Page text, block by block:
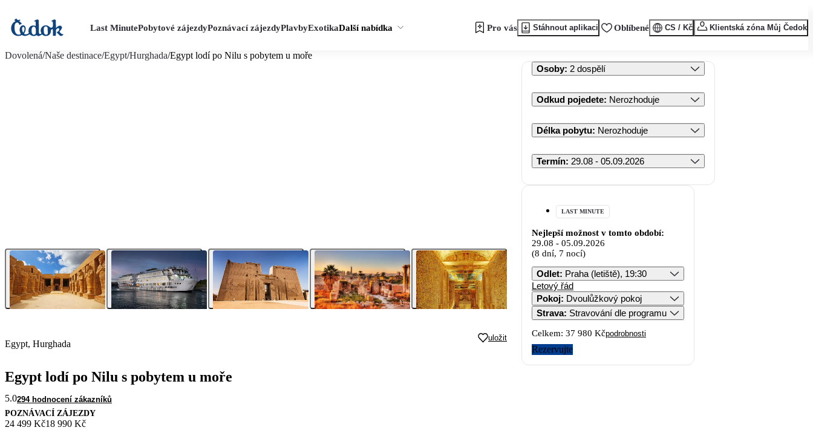
Last MinutePobytové zájezdyPoznávací zájezdyPlavbyExotikaDalší nabídka Pro vás Stáhnout aplikaci Oblíbené CS / Kč Klientská zóna Můj Čedok
Dovolená/Naše destinace/Egypt/Hurghada/Egypt lodí po Nilu s pobytem u moře
Egypt, Hurghada
uložit
Egypt lodí po Nilu s pobytem u moře
5.0294 hodnocení zákazníků
POZNÁVACÍ ZÁJEZDY
24 499 Kč18 990 Kč
Osoby: 2 dospělí
Odkud pojedete: Nerozhoduje
Délka pobytu: Nerozhoduje
Termín: 29.08 - 05.09.2026
LAST MINUTE
Nejlepší možnost v tomto období:
29.08 - 05.09.2026
(8 dní, 7 nocí)
Odlet: Praha (letiště), 19:30
Letový řád
Pokoj: Dvoulůžkový pokoj
Strava: Stravování dle programu
Celkem: 37 980 Kčpodrobnosti
Rezervujte